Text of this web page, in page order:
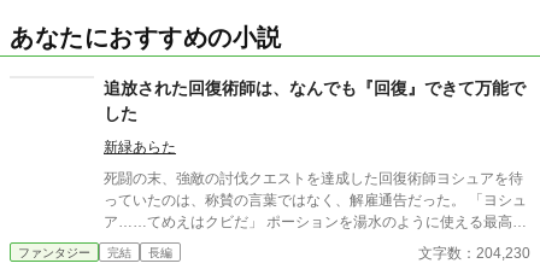
あなたにおすすめの小説
追放された回復術師は、なんでも『回復』できて万能で
した
新緑あらた
死闘の末、強敵の討伐クエストを達成した回復術師ヨシュアを待
っていたのは、称賛の言葉ではなく、解雇通告だった。 「ヨシュ
ア……てめえはクビだ」 ポーションを湯水のように使える最高位
冒険者になった彼らは、今まで散々ポーションの代用品としてヨ
シュアを利用してきたのに、回復術師は不要だと考えて切り捨て
ファンタジー 完結 長編 文字数：204,230